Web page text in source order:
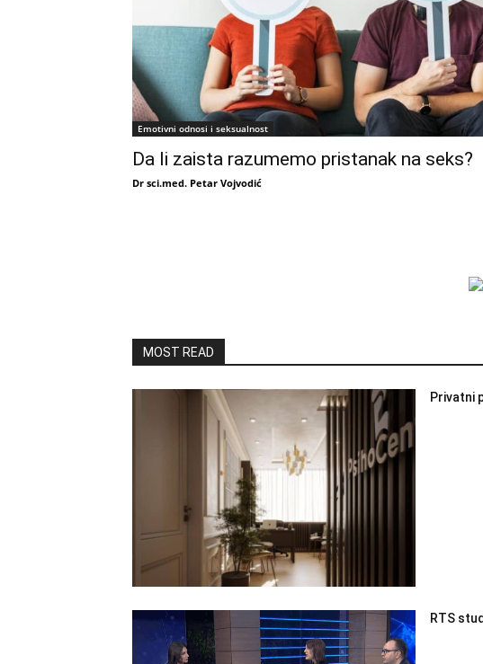
Emotivni odnosi i seksualnost
Da li zaista razumemo pristanak na seks?
Dr sci.med. Petar Vojvodić
MOST READ
Privatni
RTS